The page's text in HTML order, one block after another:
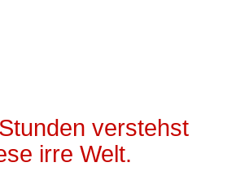
verstehst
irre Welt.